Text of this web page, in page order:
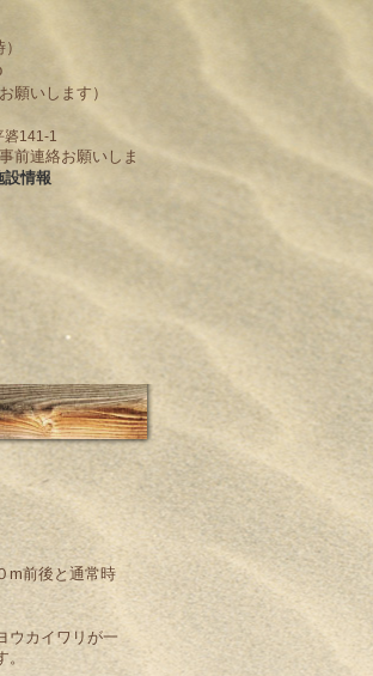
願いします）
141-1
前連絡お願いしま
設情報
m前後と通常時
ウカイワリが一